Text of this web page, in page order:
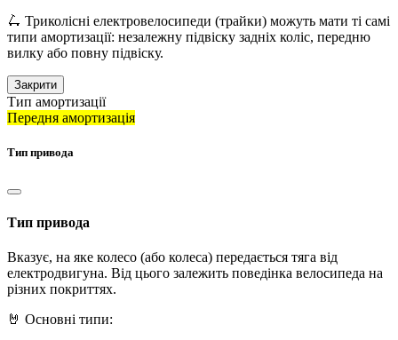
🛴 Триколісні електровелосипеди (трайки) можуть мати ті самі
типи амортизації: незалежну підвіску задніх коліс, передню
вилку або повну підвіску.
Закрити
Тип амортизації
Передня амортизація
Тип привода
Тип привода
Вказує, на яке колесо (або колеса) передається тяга від
електродвигуна. Від цього залежить поведінка велосипеда на
різних покриттях.
🤘 Основні типи: